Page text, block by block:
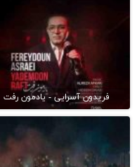
فریدون آسرایی - یادمون رفت